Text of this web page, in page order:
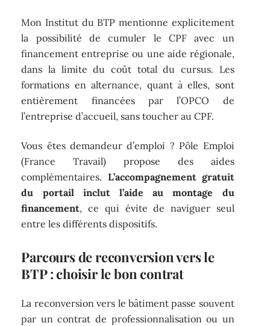
Mon Institut du BTP mentionne explicitement
la possibilité de cumuler le CPF avec un
financement entreprise ou une aide régionale,
dans la limite du coût total du cursus. Les
formations en alternance, quant à elles, sont
entièrement financées par l’OPCO de
l’entreprise d’accueil, sans toucher au CPF.
Vous êtes demandeur d’emploi ? Pôle Emploi
(France Travail) propose des aides
complémentaires. L’accompagnement gratuit
du portail inclut l’aide au montage du
financement, ce qui évite de naviguer seul
entre les différents dispositifs.
Parcours de reconversion vers le
BTP : choisir le bon contrat
La reconversion vers le bâtiment passe souvent
par un contrat de professionnalisation ou un